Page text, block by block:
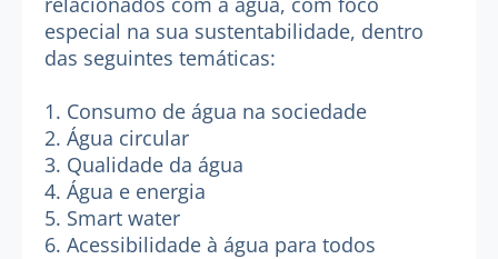
especial na sua sustentabilidade, dentro
das seguintes temáticas:
1. Consumo de água na sociedade
2. Água circular
3. Qualidade da água
4. Água e energia
5. Smart water
6. Acessibilidade à água para todos